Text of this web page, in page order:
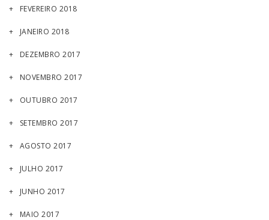
FEVEREIRO 2018
JANEIRO 2018
DEZEMBRO 2017
NOVEMBRO 2017
OUTUBRO 2017
SETEMBRO 2017
AGOSTO 2017
JULHO 2017
JUNHO 2017
MAIO 2017